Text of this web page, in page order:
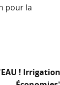
pour la
!